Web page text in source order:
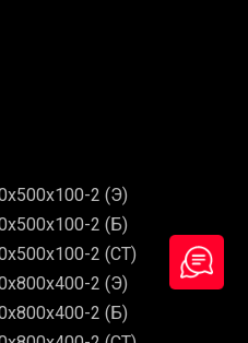
2 (Э)
2 (Б)
2 (СТ)
2 (Э)
2 (Б)